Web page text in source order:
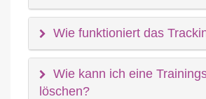
Wie funktioniert das
Wie kann ich eine
löschen?